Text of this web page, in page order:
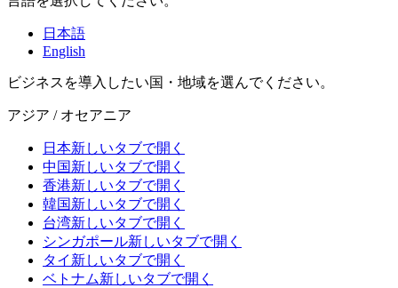
日本語
English
ビジネスを導入したい国・地域を選んでください。
アジア / オセアニア
日本新しいタブで開く
中国新しいタブで開く
香港新しいタブで開く
韓国新しいタブで開く
台湾新しいタブで開く
シンガポール新しいタブで開く
タイ 新しいタブで開く
ベトナム新しいタブで開く